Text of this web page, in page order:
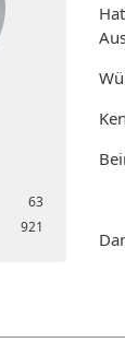
63
921